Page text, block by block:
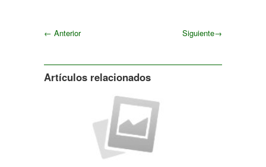
← Anterior Siguiente→
Artículos relacionados